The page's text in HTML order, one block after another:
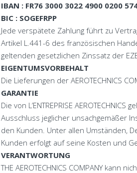
IBAN : FR76 3000 3022 4900 0200
BIC : SOGEFRPP
Jede verspätete Zahlung führt zu
Artikel L.441-6 des französischen
geltenden gesetzlichen Zinssatz der
EIGENTUMSVORBEHALT
Die Lieferungen der AEROTECHNICS
GARANTIE
Die von L’ENTREPRISE
Ausschluss jeglicher unsachgemäßer
den Kunden. Unter allen Umständen,
Kunden erfolgt auf seine Kosten und
VERANTWORTUNG
THE AEROTECHNICS COMPANY kann